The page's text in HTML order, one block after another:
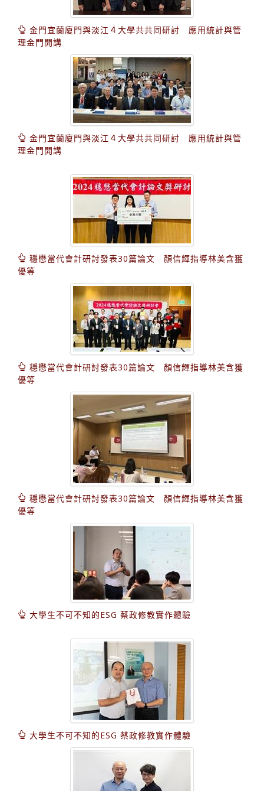
金門宜蘭廈門與淡江４大學共共同研討 應用統計與管
理金門開講
金門宜蘭廈門與淡江４大學共共同研討 應用統計與管
理金門開講
穩懋當代會計研討發表30篇論文 顏信輝指導林美含獲
優等
穩懋當代會計研討發表30篇論文 顏信輝指導林美含獲
優等
穩懋當代會計研討發表30篇論文 顏信輝指導林美含獲
優等
大學生不可不知的ESG 蔡政修教實作體驗
大學生不可不知的ESG 蔡政修教實作體驗